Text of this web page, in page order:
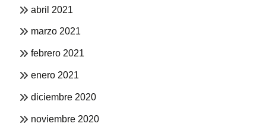
abril 2021
marzo 2021
febrero 2021
enero 2021
diciembre 2020
noviembre 2020